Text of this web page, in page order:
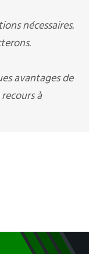
nécessaires.
avantages de
à